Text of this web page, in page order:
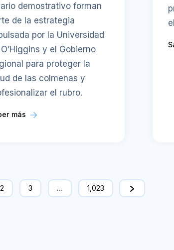
demostrativo forman
de la estrategia
por la Universidad
y el Gobierno
para proteger la
de las colmenas y
el rubro.
más
2 3 … 1,023